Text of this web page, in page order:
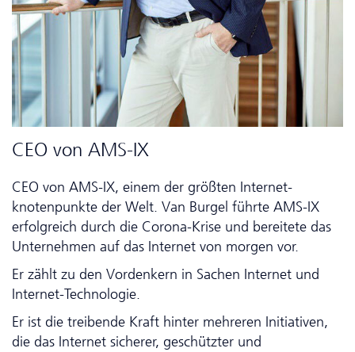
CEO von AMS-IX
CEO von AMS-IX, einem der größten Inter­net­
knotenpunkte der Welt. Van Burgel führte AMS-IX
erfolgreich durch die Corona-Krise und bereitete das
Unternehmen auf das Internet von morgen vor.
Er zählt zu den Vordenkern in Sachen Internet und
Internet-Technologie.
Er ist die treibende Kraft hinter mehreren Initiativen,
die das Internet sicherer, geschützter und